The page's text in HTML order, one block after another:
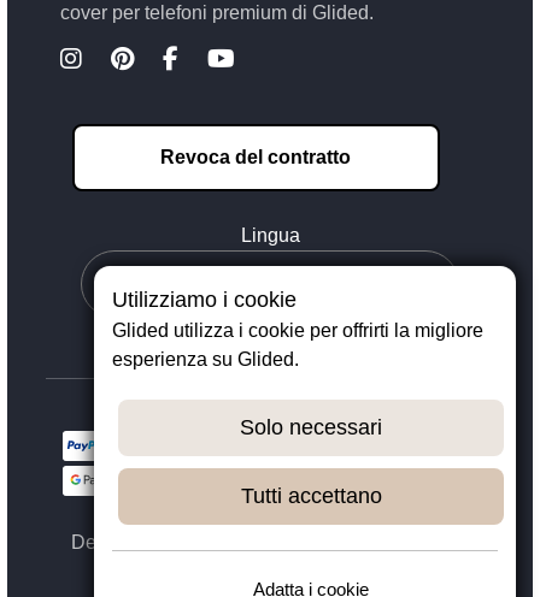
cover per telefoni premium di Glided.
Revoca del contratto
Lingua
Designed with ❤️ in Dortmund - © 2023 - 2026,
Utilizziamo i cookie
Glided utilizza i cookie per offrirti la migliore
esperienza su Glided.
Solo necessari
Tutti accettano
Adatta i cookie